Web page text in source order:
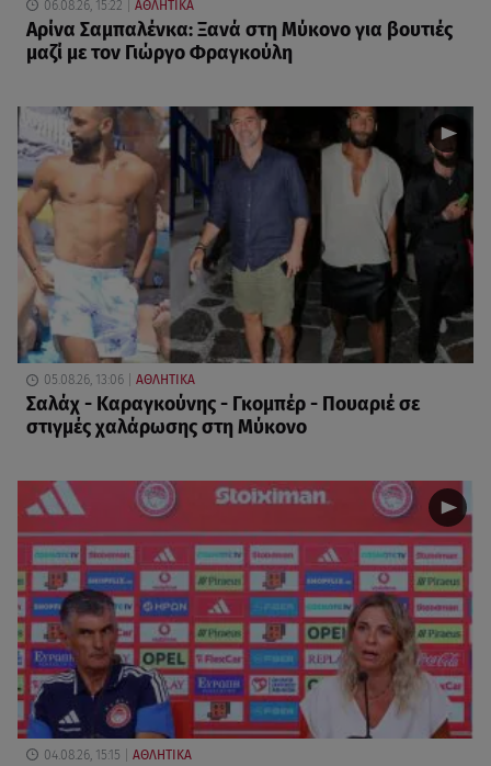
06.08.26, 15:22 ΑΘΛΗΤΙΚΑ
Αρίνα Σαμπαλένκα: Ξανά στη Μύκονο για βουτιές
μαζί με τον Γιώργο Φραγκούλη
05.08.26, 13:06 ΑΘΛΗΤΙΚΑ
Σαλάχ - Καραγκούνης - Γκομπέρ - Πουαριέ σε
στιγμές χαλάρωσης στη Μύκονο
04.08.26, 15:15 ΑΘΛΗΤΙΚΑ